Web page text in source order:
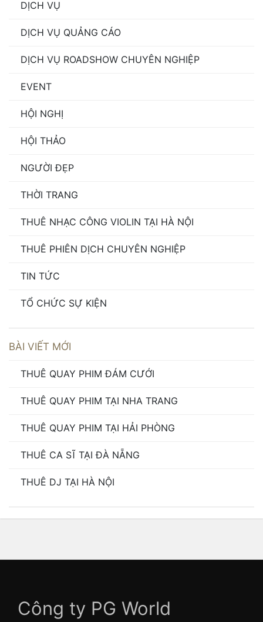
DỊCH VỤ
DỊCH VỤ QUẢNG CÁO
DỊCH VỤ ROADSHOW CHUYÊN NGHIỆP
EVENT
HỘI NGHỊ
HỘI THẢO
NGƯỜI ĐẸP
THỜI TRANG
THUÊ NHẠC CÔNG VIOLIN TẠI HÀ NỘI
THUÊ PHIÊN DỊCH CHUYÊN NGHIỆP
TIN TỨC
TỔ CHỨC SỰ KIỆN
BÀI VIẾT MỚI
THUÊ QUAY PHIM ĐÁM CƯỚI
THUÊ QUAY PHIM TẠI NHA TRANG
THUÊ QUAY PHIM TẠI HẢI PHÒNG
THUÊ CA SĨ TẠI ĐÀ NẴNG
THUÊ DJ TẠI HÀ NỘI
Công ty PG World